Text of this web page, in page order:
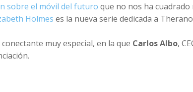
sobre el móvil del futuro que no nos ha cuadrado
Holmes es la nueva serie dedicada a
muy especial, en la que Carlos Albo,